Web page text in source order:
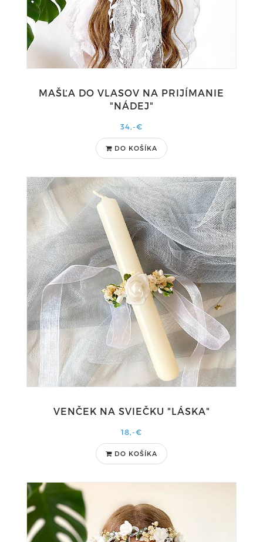
MAŠĽA DO VLASOV NA PRIJÍMANIE
"NÁDEJ"
34,-€
DO KOŠÍKA
VENČEK NA SVIEČKU "LÁSKA"
18,-€
DO KOŠÍKA